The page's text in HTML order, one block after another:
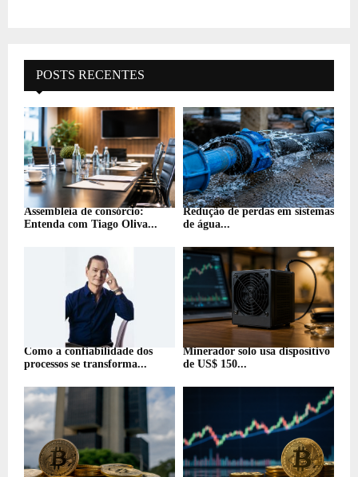
POSTS RECENTES
Assembleia de consórcio:
Entenda com Tiago Oliva...
Redução de perdas em sistemas
de água...
Como a confiabilidade dos
processos se transforma...
Minerador solo usa dispositivo
de US$ 150...